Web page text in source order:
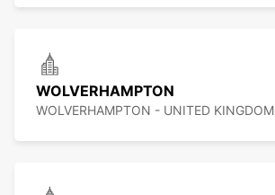
WOLVERHAMPTON
WOLVERHAMPTON - UNITED KINGDOM